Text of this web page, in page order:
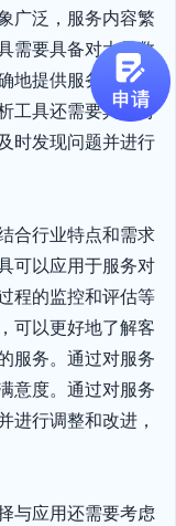
广泛，服务内容繁
需要具备对大量数
地提供服务对象的
工具还需要具备对
时发现问题并进行
合行业特点和需求
可以应用于服务对
程的监控和评估等
可以更好地了解客
服务。通过对服务
意度。通过对服务
进行调整和改进，
与应用还需要考虑